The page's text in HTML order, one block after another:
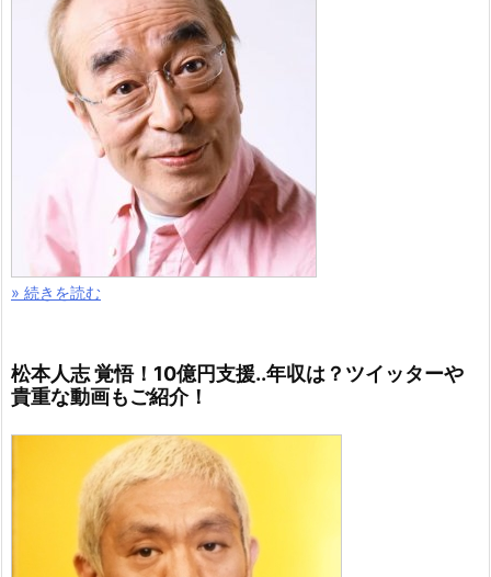
» 続きを読む
松本人志 覚悟！10億円支援..年収は？ツイッターや
貴重な動画もご紹介！